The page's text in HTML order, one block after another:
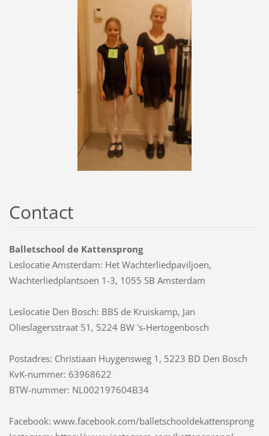
Contact
Balletschool de Kattensprong
Leslocatie Amsterdam: Het Wachterliedpaviljoen,
Wachterliedplantsoen 1-3, 1055 SB Amsterdam
Leslocatie Den Bosch: BBS de Kruiskamp, Jan
Olieslagersstraat 51, 5224 BW 's-Hertogenbosch
Postadres: Christiaan Huygensweg 1, 5223 BD Den Bosch
KvK-nummer: 63968622
BTW-nummer: NL002197604B34
Facebook: www.facebook.com/balletschooldekattensprong